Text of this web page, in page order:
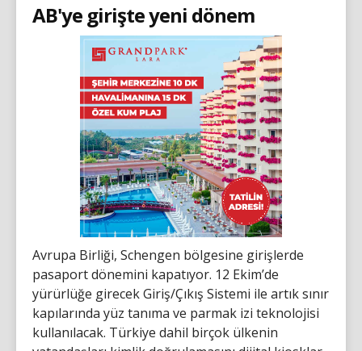
AB'ye girişte yeni dönem
Avrupa Birliği, Schengen bölgesine girişlerde
pasaport dönemini kapatıyor. 12 Ekim’de
yürürlüğe girecek Giriş/Çıkış Sistemi ile artık sınır
kapılarında yüz tanıma ve parmak izi teknolojisi
kullanılacak. Türkiye dahil birçok ülkenin